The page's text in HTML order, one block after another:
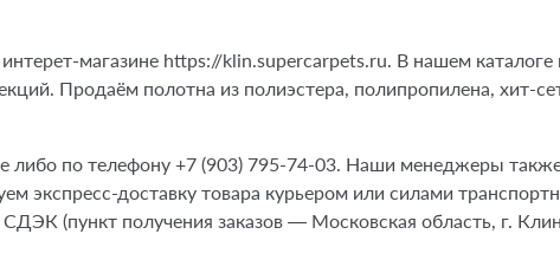
магазине https://klin.supercarpets.ru. В нашем
Продаём полотна из полиэстера, полипропилена, хит-
либо по телефону +7 (903) 795-74-03. Наши менеджеры
экспресс-доставку товара курьером или силами
(пункт получения заказов — Московская область, г.